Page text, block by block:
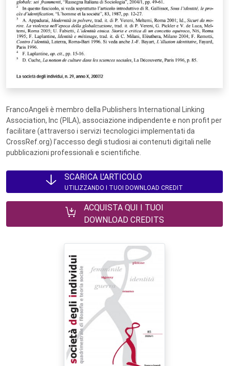
FrancoAngeli è membro della Publishers International Linking
Association, Inc (PILA), associazione indipendente e non profit per
facilitare (attraverso i servizi tecnologici implementati da
CrossRef.org) l’accesso degli studiosi ai contenuti digitali nelle
pubblicazioni professionali e scientifiche.
SCARICA L'ARTICOLO
UTILIZZANDO I TUOI DOWNLOAD CREDIT
ACQUISTA QUI I TUOI
DOWNLOAD CREDITS